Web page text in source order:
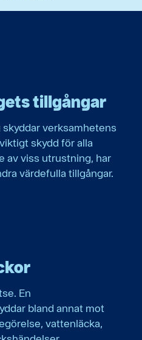
tillgångar
verksamhetens
skydd för alla
av viss utrustning, har
värdefulla tillgångar.
En
bland annat mot
vattenläcka,